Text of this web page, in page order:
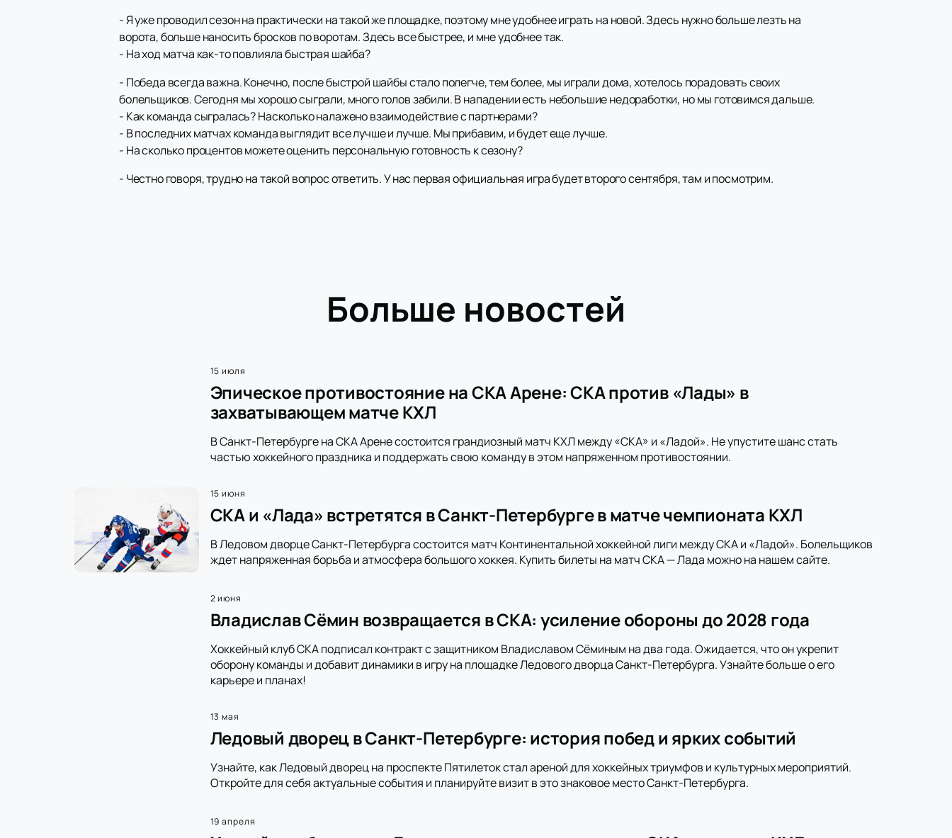
- Я уже проводил сезон на практически на такой же площадке, поэтому мне удобнее играть на новой. Здесь нужно больше лезть на
ворота, больше наносить бросков по воротам. Здесь все быстрее, и мне удобнее так.
- На ход матча как-то повлияла быстрая шайба?
- Победа всегда важна. Конечно, после быстрой шайбы стало полегче, тем более, мы играли дома, хотелось порадовать своих
болельщиков. Сегодня мы хорошо сыграли, много голов забили. В нападении есть небольшие недоработки, но мы готовимся дальше.
- Как команда сыгралась? Насколько налажено взаимодействие с партнерами?
- В последних матчах команда выглядит все лучше и лучше. Мы прибавим, и будет еще лучше.
- На сколько процентов можете оценить персональную готовность к сезону?
- Честно говоря, трудно на такой вопрос ответить. У нас первая официальная игра будет второго сентября, там и посмотрим.
Больше новостей
15 июля
Эпическое противостояние на СКА Арене: СКА против «Лады» в
захватывающем матче КХЛ
В Санкт-Петербурге на СКА Арене состоится грандиозный матч КХЛ между «СКА» и «Ладой». Не упустите шанс стать
частью хоккейного праздника и поддержать свою команду в этом напряженном противостоянии.
15 июня
СКА и «Лада» встретятся в Санкт-Петербурге в матче чемпионата КХЛ
В Ледовом дворце Санкт-Петербурга состоится матч Континентальной хоккейной лиги между СКА и «Ладой». Болельщиков
ждет напряженная борьба и атмосфера большого хоккея. Купить билеты на матч СКА — Лада можно на нашем сайте.
2 июня
Владислав Сёмин возвращается в СКА: усиление обороны до 2028 года
Хоккейный клуб СКА подписал контракт с защитником Владиславом Сёминым на два года. Ожидается, что он укрепит
оборону команды и добавит динамики в игру на площадке Ледового дворца Санкт-Петербурга. Узнайте больше о его
карьере и планах!
13 мая
Ледовый дворец в Санкт-Петербурге: история побед и ярких событий
Узнайте, как Ледовый дворец на проспекте Пятилеток стал ареной для хоккейных триумфов и культурных мероприятий.
Откройте для себя актуальные события и планируйте визит в это знаковое место Санкт-Петербурга.
19 апреля